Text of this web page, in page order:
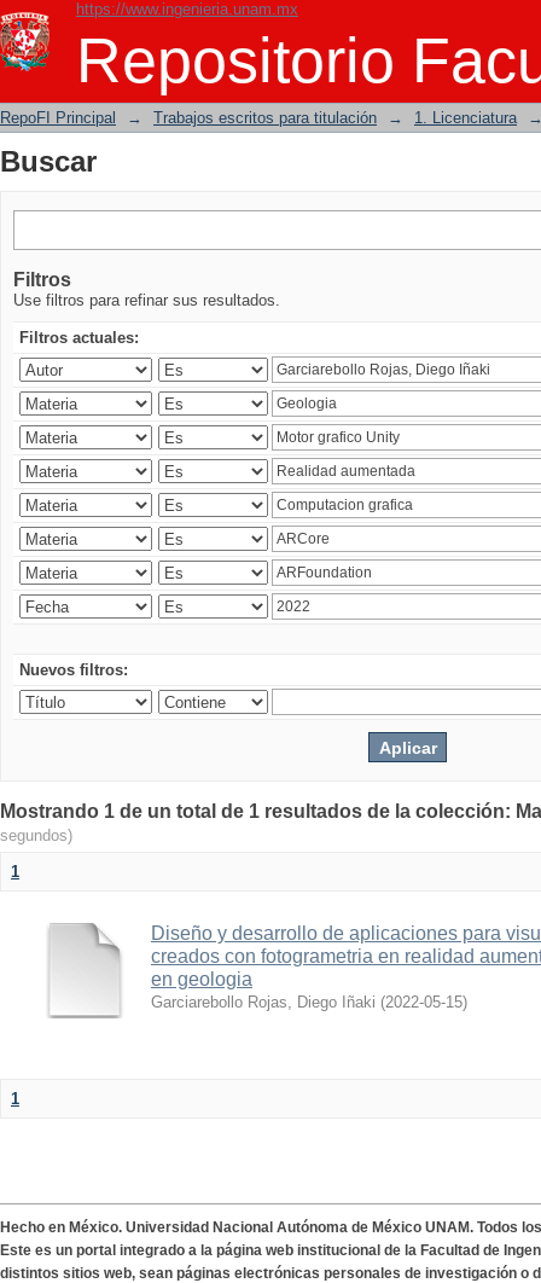
https://www.ingenieria.unam.mx
Repositorio
Buscar
RepoFI Principal → Trabajos escritos para titulación → 1. Licenciatura
Buscar
Filtros
Use filtros para refinar sus resultados.
Filtros actuales:
Nuevos filtros:
Mostrando 1 de un total de 1 resultados de la colección:
segundos)
1
Diseño y desarrollo de aplicaciones para
creados con fotogrametria en realidad
en geologia
Garciarebollo Rojas, Diego Iñaki (2022-05-15)
1
Hecho en México. Universidad Nacional Autónoma de México UNAM. Todos
Este es un portal integrado a la página web institucional de la Facultad de
distintos sitios web, sean páginas electrónicas personales de investigación o